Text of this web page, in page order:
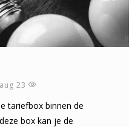
23
tariefbox binnen de
box kan je de